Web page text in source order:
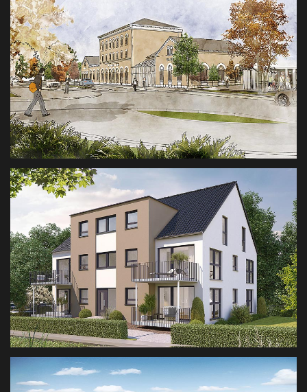
MÜNCHEN
WETTBEWERB WIESAU
3D ILLUSTRATION
PLANB ARCHITEKTEN